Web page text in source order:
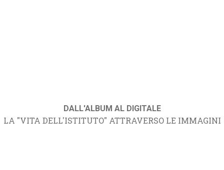
DALL'ALBUM AL DIGITALE
LA "VITA DELL'ISTITUTO" ATTRAVERSO LE IMMAGINI